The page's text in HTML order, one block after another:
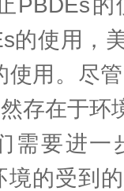
PBDEs
的使用，
使用。尽
存在于环
要进一
的受到